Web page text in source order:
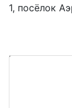
1, посёлок